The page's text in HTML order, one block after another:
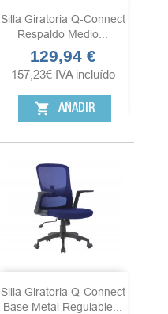
Silla Giratoria Q-Connect
Respaldo Medio...
Precio
129,94 €
157,23€ IVA incluído
shopping_cart AÑADIR
Silla Giratoria Q-Connect
Base Metal Regulable...